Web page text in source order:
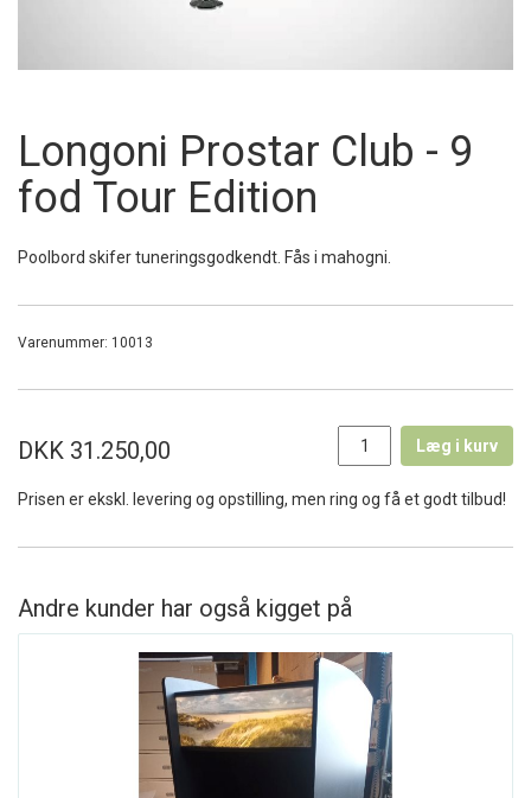
Longoni Prostar Club - 9
fod Tour Edition
Poolbord skifer tuneringsgodkendt. Fås i mahogni.
Varenummer: 10013
DKK 31.250,00 Læg i kurv
Prisen er ekskl. levering og opstilling, men ring og få et godt tilbud!
Andre kunder har også kigget på